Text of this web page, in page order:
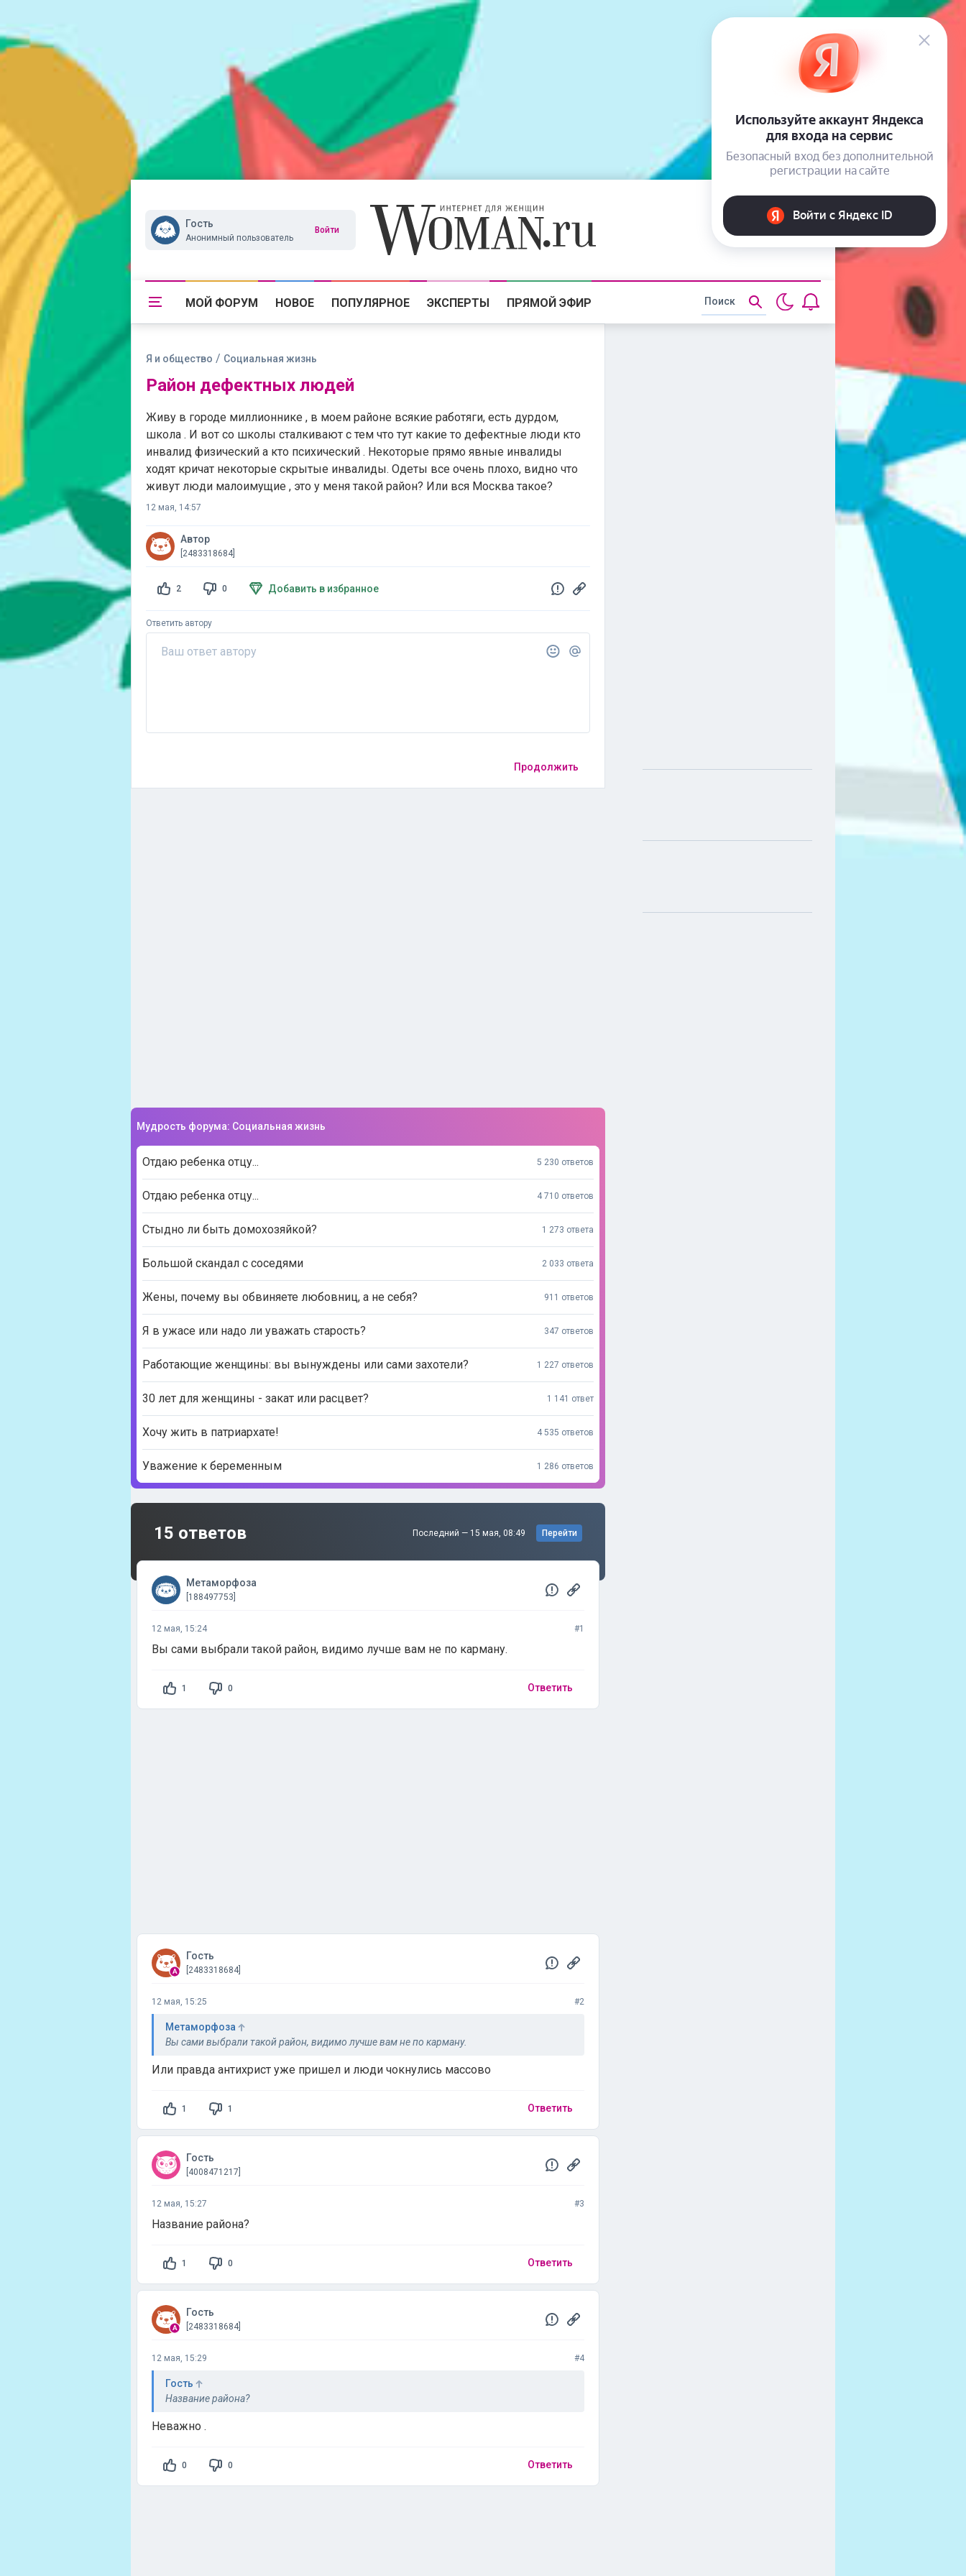
Гость
Анонимный пользователь
Войти
МОЙ ФОРУМ НОВОЕ ПОПУЛЯРНОЕ ЭКСПЕРТЫ ПРЯМОЙ ЭФИР
Я и общество / Социальная жизнь
Район дефектных людей
Живу в городе миллионнике , в моем районе всякие работяги, есть дурдом,
школа . И вот со школы сталкивают с тем что тут какие то дефектные люди кто
инвалид физический а кто психический . Некоторые прямо явные инвалиды
ходят кричат некоторые скрытые инвалиды. Одеты все очень плохо, видно что
живут люди малоимущие , это у меня такой район? Или вся Москва такое?
12 мая, 14:57
Автор
[2483318684]
2 0 Добавить в избранное
Ответить автору
Продолжить
Мудрость форума: Социальная жизнь
Отдаю ребенка отцу... 5 230 ответов
Отдаю ребенка отцу... 4 710 ответов
Стыдно ли быть домохозяйкой? 1 273 ответа
Большой скандал с соседями 2 033 ответа
Жены, почему вы обвиняете любовниц, а не себя? 911 ответов
Я в ужасе или надо ли уважать старость? 347 ответов
Работающие женщины: вы вынуждены или сами захотели? 1 227 ответов
30 лет для женщины - закат или расцвет? 1 141 ответ
Хочу жить в патриархате! 4 535 ответов
Уважение к беременным 1 286 ответов
15 ответов Последний — 15 мая, 08:49 Перейти
Метаморфоза
[188497753]
12 мая, 15:24 #1
Вы сами выбрали такой район, видимо лучше вам не по карману.
1 0 Ответить
Гость
[2483318684]
12 мая, 15:25 #2
Метаморфоза
Вы сами выбрали такой район, видимо лучше вам не по карману.
Или правда антихрист уже пришел и люди чокнулись массово
1 1 Ответить
Гость
[4008471217]
12 мая, 15:27 #3
Название района?
1 0 Ответить
Гость
[2483318684]
12 мая, 15:29 #4
Гость
Название района?
Неважно .
0 0 Ответить